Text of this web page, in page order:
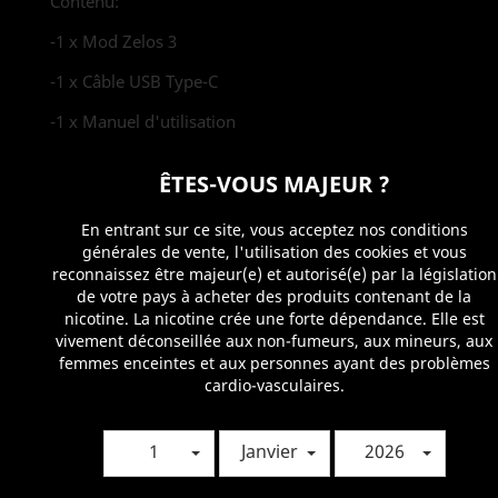
-1 x Mod Zelos 3
-1 x Câble USB Type-C
-1 x Manuel d'utilisation
Alliage de zinc, Alliage
Type de matériels
Mods & Boxs
Type de mods
Boxs électroniques
Type de batteries
Intégrée
Autonimie
3200 mAh
Micro USB
Chargement uniquement
Puissance maximum
80W
Compatibilité atomiseurs
28mm max
510
VOUS AIMEREZ AUSSI
ÊTES-VOUS MAJEUR ?
En entrant sur ce site, vous acceptez nos conditions
générales de vente, l'utilisation des cookies et vous
reconnaissez être majeur(e) et autorisé(e) par la législation
de votre pays à acheter des produits contenant de la
nicotine. La nicotine crée une forte dépendance. Elle est
vivement déconseillée aux non-fumeurs, aux mineurs, aux
femmes enceintes et aux personnes ayant des problèmes
cardio-vasculaires.
1 Janvier 2026